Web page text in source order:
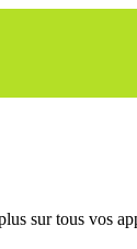
sur tous vos